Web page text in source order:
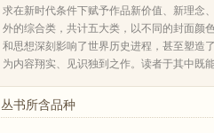
求在新时代条件下赋予作品新价值、新理念
外的综合类，共计五大类，以不同的封面颜
和思想深刻影响了世界历史进程，甚至塑造
为内容翔实、见识独到之作。读者于其中既
丛书所含品种